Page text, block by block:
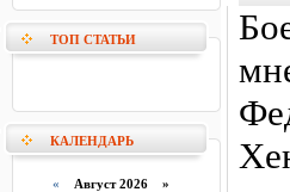
ТОП СТАТЬИ
КАЛЕНДАРЬ
« Август 2026 »